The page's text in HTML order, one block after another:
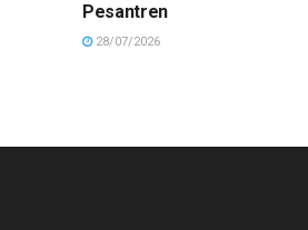
Pesantren
28/07/2026